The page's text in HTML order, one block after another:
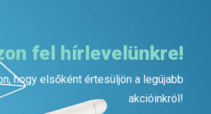
fel hírlevelünkre!
hogy elsőként értesüljön a legújabb
akcióinkról!